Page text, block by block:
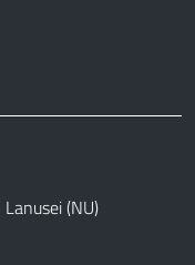
(NU)